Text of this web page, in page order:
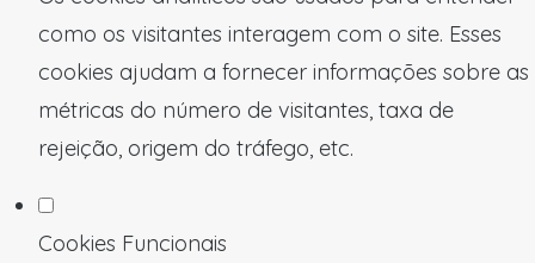
como os visitantes interagem com o site. Esses
cookies ajudam a fornecer informações sobre as
métricas do número de visitantes, taxa de
rejeição, origem do tráfego, etc.
Cookies Funcionais